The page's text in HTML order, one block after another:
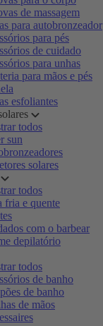
de massagem
para autobronzeador
para pés
de cuidado
para unhas
para mãos e pés
esfoliantes
todos
sun
solares
todos
fria e quente
com o barbear
depilatório
todos
de banho
de banho
de mãos